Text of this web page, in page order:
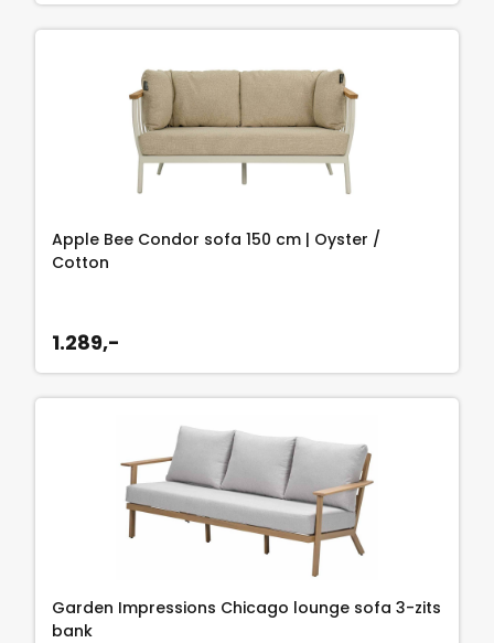
Apple Bee Condor sofa 150 cm | Oyster /
Cotton
1.289,-
Garden Impressions Chicago lounge sofa 3-zits
bank